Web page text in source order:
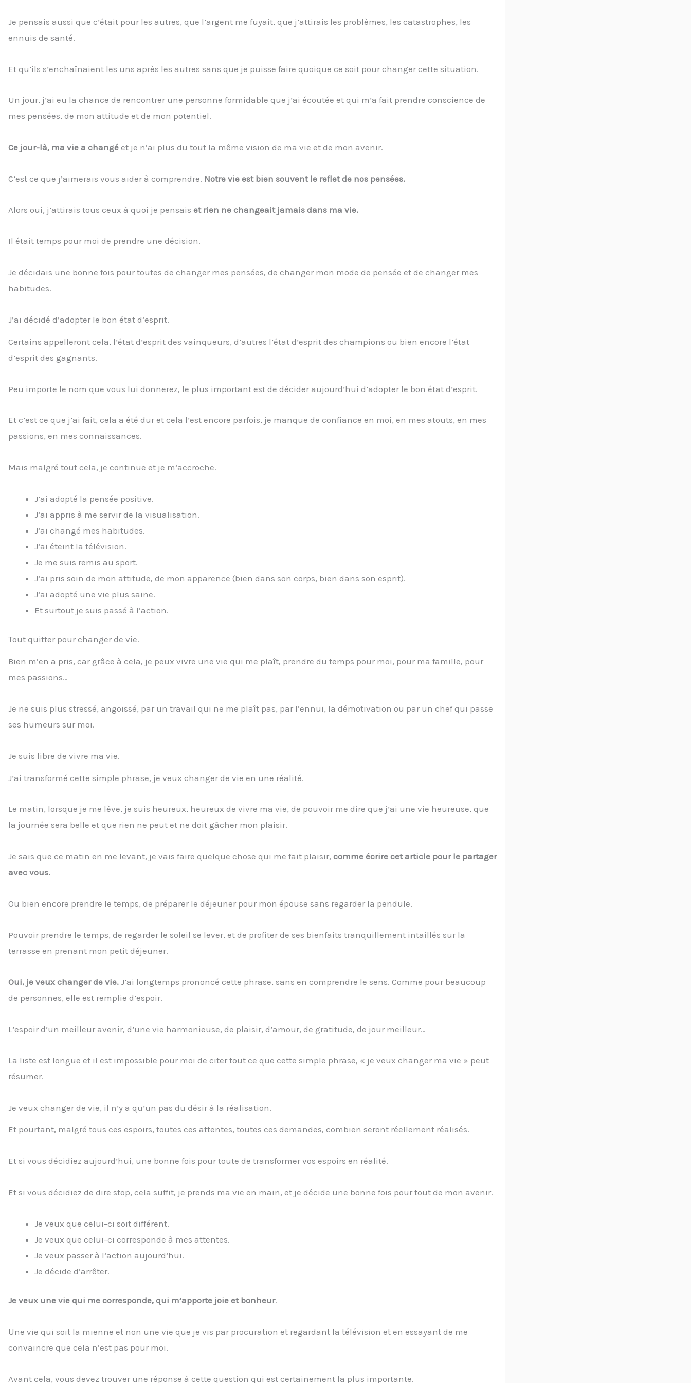
Je pensais aussi que c’était pour les autres, que l’argent me fuyait, que j’attirais les problèmes, les catastrophes, les
ennuis de santé.
Et qu’ils s’enchaînaient les uns après les autres sans que je puisse faire quoique ce soit pour changer cette situation.
Un jour, j’ai eu la chance de rencontrer une personne formidable que j’ai écoutée et qui m’a fait prendre conscience de
mes pensées, de mon attitude et de mon potentiel.
Ce jour-là, ma vie a changé et je n’ai plus du tout la même vision de ma vie et de mon avenir.
C’est ce que j’aimerais vous aider à comprendre. Notre vie est bien souvent le reflet de nos pensées.
Alors oui, j’attirais tous ceux à quoi je pensais et rien ne changeait jamais dans ma vie.
Il était temps pour moi de prendre une décision.
Je décidais une bonne fois pour toutes de changer mes pensées, de changer mon mode de pensée et de changer mes
habitudes.
J’ai décidé d’adopter le bon état d’esprit.
Certains appelleront cela, l’état d’esprit des vainqueurs, d’autres l’état d’esprit des champions ou bien encore l’état
d’esprit des gagnants.
Peu importe le nom que vous lui donnerez, le plus important est de décider aujourd’hui d’adopter le bon état d’esprit.
Et c’est ce que j’ai fait, cela a été dur et cela l’est encore parfois, je manque de confiance en moi, en mes atouts, en mes
passions, en mes connaissances.
Mais malgré tout cela, je continue et je m’accroche.
J’ai adopté la pensée positive.
J’ai appris à me servir de la visualisation.
J’ai changé mes habitudes.
J’ai éteint la télévision.
Je me suis remis au sport.
J’ai pris soin de mon attitude, de mon apparence (bien dans son corps, bien dans son esprit).
J’ai adopté une vie plus saine.
Et surtout je suis passé à l’action.
Tout quitter pour changer de vie.
Bien m’en a pris, car grâce à cela, je peux vivre une vie qui me plaît, prendre du temps pour moi, pour ma famille, pour
mes passions…
Je ne suis plus stressé, angoissé, par un travail qui ne me plaît pas, par l’ennui, la démotivation ou par un chef qui passe
ses humeurs sur moi.
Je suis libre de vivre ma vie.
J’ai transformé cette simple phrase, je veux changer de vie en une réalité.
Le matin, lorsque je me lève, je suis heureux, heureux de vivre ma vie, de pouvoir me dire que j’ai une vie heureuse, que
la journée sera belle et que rien ne peut et ne doit gâcher mon plaisir.
Je sais que ce matin en me levant, je vais faire quelque chose qui me fait plaisir, comme écrire cet article pour le partager
avec vous.
Ou bien encore prendre le temps, de préparer le déjeuner pour mon épouse sans regarder la pendule.
Pouvoir prendre le temps, de regarder le soleil se lever, et de profiter de ses bienfaits tranquillement intaillés sur la
terrasse en prenant mon petit déjeuner.
Oui, je veux changer de vie. J’ai longtemps prononcé cette phrase, sans en comprendre le sens. Comme pour beaucoup
de personnes, elle est remplie d’espoir.
L’espoir d’un meilleur avenir, d’une vie harmonieuse, de plaisir, d’amour, de gratitude, de jour meilleur…
La liste est longue et il est impossible pour moi de citer tout ce que cette simple phrase, « je veux changer ma vie » peut
résumer.
Je veux changer de vie, il n’y a qu’un pas du désir à la réalisation.
Et pourtant, malgré tous ces espoirs, toutes ces attentes, toutes ces demandes, combien seront réellement réalisés.
Et si vous décidiez aujourd’hui, une bonne fois pour toute de transformer vos espoirs en réalité.
Et si vous décidiez de dire stop, cela suffit, je prends ma vie en main, et je décide une bonne fois pour tout de mon avenir.
Je veux que celui-ci soit différent.
Je veux que celui-ci corresponde à mes attentes.
Je veux passer à l’action aujourd’hui.
Je décide d’arrêter.
Je veux une vie qui me corresponde, qui m’apporte joie et bonheur.
Une vie qui soit la mienne et non une vie que je vis par procuration et regardant la télévision et en essayant de me
convaincre que cela n’est pas pour moi.
Avant cela, vous devez trouver une réponse à cette question qui est certainement la plus importante.